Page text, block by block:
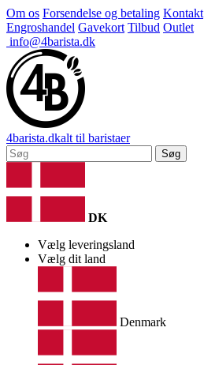
Om os Forsendelse og betaling Kontakt
Engroshandel Gavekort Tilbud Outlet
info@4barista.dk
4barista.dkalt til baristaer
Søg
DK
Vælg leveringsland
Vælg dit land
Denmark